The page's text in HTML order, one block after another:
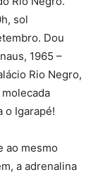
sol
Dou
1965 –
Rio Negro,
o Igarapé!
ao mesmo
a adrenalina